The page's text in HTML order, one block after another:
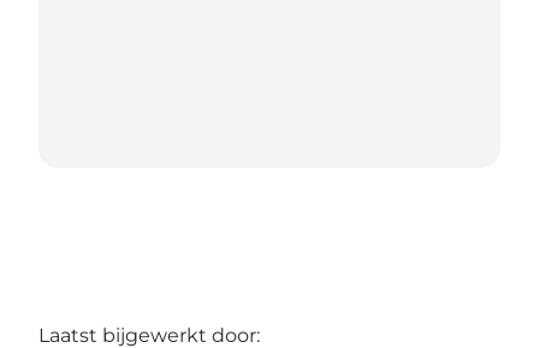
Laatst bijgewerkt door: